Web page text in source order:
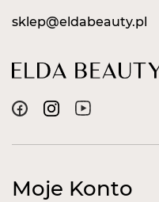
Moje Konto
sklep@eldabeauty.pl